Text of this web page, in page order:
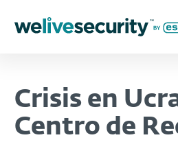
Crisis en
Centro de